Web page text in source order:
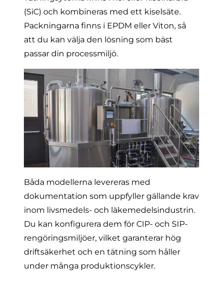
(SiC) och kombineras med ett kiselsäte.
Packningarna finns i EPDM eller Viton, så
att du kan välja den lösning som bäst
passar din processmiljö.
Båda modellerna levereras med
dokumentation som uppfyller gällande krav
inom livsmedels- och läkemedelsindustrin.
Du kan konfigurera dem för CIP- och SIP-
rengöringsmiljöer, vilket garanterar hög
driftsäkerhet och en tätning som håller
under många produktionscykler.